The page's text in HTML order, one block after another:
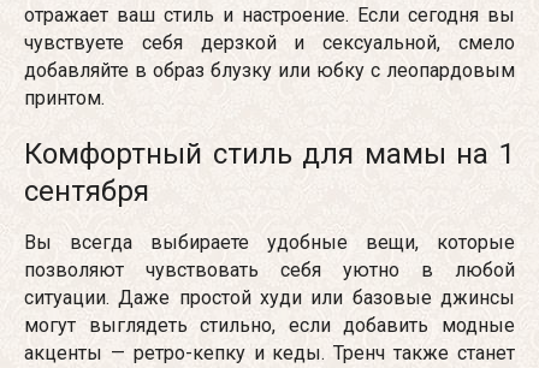
отражает ваш стиль и настроение. Если сегодня вы
чувствуете себя дерзкой и сексуальной, смело
добавляйте в образ блузку или юбку с леопардовым
принтом.
Комфортный стиль для мамы на 1
сентября
Вы всегда выбираете удобные вещи, которые
позволяют чувствовать себя уютно в любой
ситуации. Даже простой худи или базовые джинсы
могут выглядеть стильно, если добавить модные
акценты — ретро-кепку и кеды. Тренч также станет